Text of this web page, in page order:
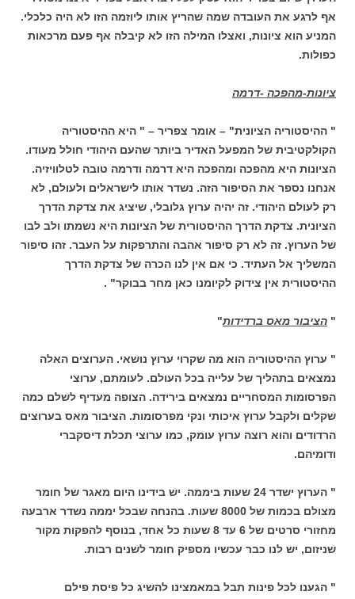
אף לרגע את העובדה שמה שהריץ אותו ליוזמה הזו לא היה כלכלי.
המניע הוא ציונות, ואצלו המילה הזו לא קיבלה אף פעם מרכאות
כפולות.
ציונות-מהפכה -דרמה
" ההיסטוריה הציונית" – אומר צפריר – " היא ההיסטוריה
הקולקטיבית של המפעל האדיר ביותר שהעם היהודי חולל מעודו.
הציונות היא מהפכה ומהפכה היא דרמה ודרמה טובה לטלוויזיה.
אנחנו נספר את הסיפור הזה. נשדר אותו לישראלים ולעולם, לא
רק לעולם היהודי. זה יהיה ערוץ גלובלי, שיציג את צדקת הדרך
הציונית. צדקת הדרך ההיסטורית של הציונות היא נשמתו ולב לבו
של הערוץ. זה לא רק סיפור אהבה והתרפקות על העבר. זהו סיפור
המשליך אל העתיד. כי אם אין לנו הכרה של צדקת הדרך
ההיסטורית אין צידוק לקיומנו כאן מחר בבוקר" .
" הציבור מאס ברדידות"
" ערוץ ההיסטוריה הוא מה שקרוי ערוץ נושאי. הערוצים האלה
נמצאים בתהליך של עלייה בכל העולם. לעומתם, ערוצי
הפרסומות המסחריים נמצאים בירידה. הצופה מעדיף לשלם כמה
שקלים ולקבל ערוץ איכותי ונקי מפרסומות. הציבור מאס בערוצים
הרדודים והוא רוצה ערוץ עומק, כמו ערוצי תכלת דיסקברי
ודומיהם.
" הערוץ ישדר 24 שעות ביממה. יש בידינו היום מאגר של חומר
מצולם בכמות של 8000 שעות. בהנחה שבכל יממה נשדר ארבעה
מחזורי סרטים של 6 עד 8 שעות כל אחד, בנוסף להפקות מקור
שניזום, יש לנו כבר עכשיו מספיק חומר לשנים רבות.
" הגענו לכל פינות תבל במאמצינו להשיג כל פיסת פילם